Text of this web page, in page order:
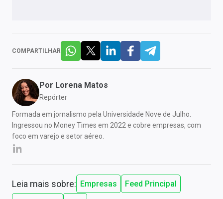
COMPARTILHAR
Por Lorena Matos
Repórter
Formada em jornalismo pela Universidade Nove de Julho.
Ingressou no Money Times em 2022 e cobre empresas, com
foco em varejo e setor aéreo.
Leia mais sobre: Empresas
Feed Principal